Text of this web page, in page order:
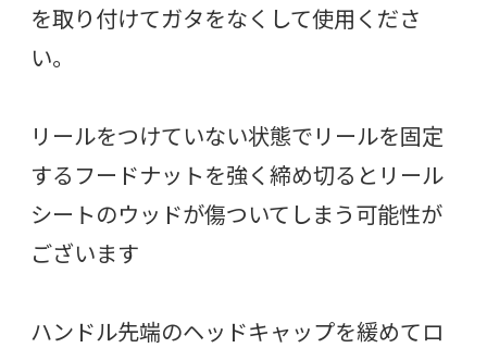
を取り付けてガタをなくして使用くださ
い。
リールをつけていない状態でリールを固定
するフードナットを強く締め切るとリール
シートのウッドが傷ついてしまう可能性が
ございます
ハンドル先端のヘッドキャップを緩めてロ